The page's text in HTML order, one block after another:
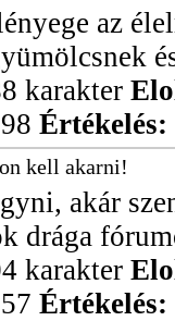
az
karakter
Értékelés:
kell akarni!
akár
drága
karakter
Értékelés: